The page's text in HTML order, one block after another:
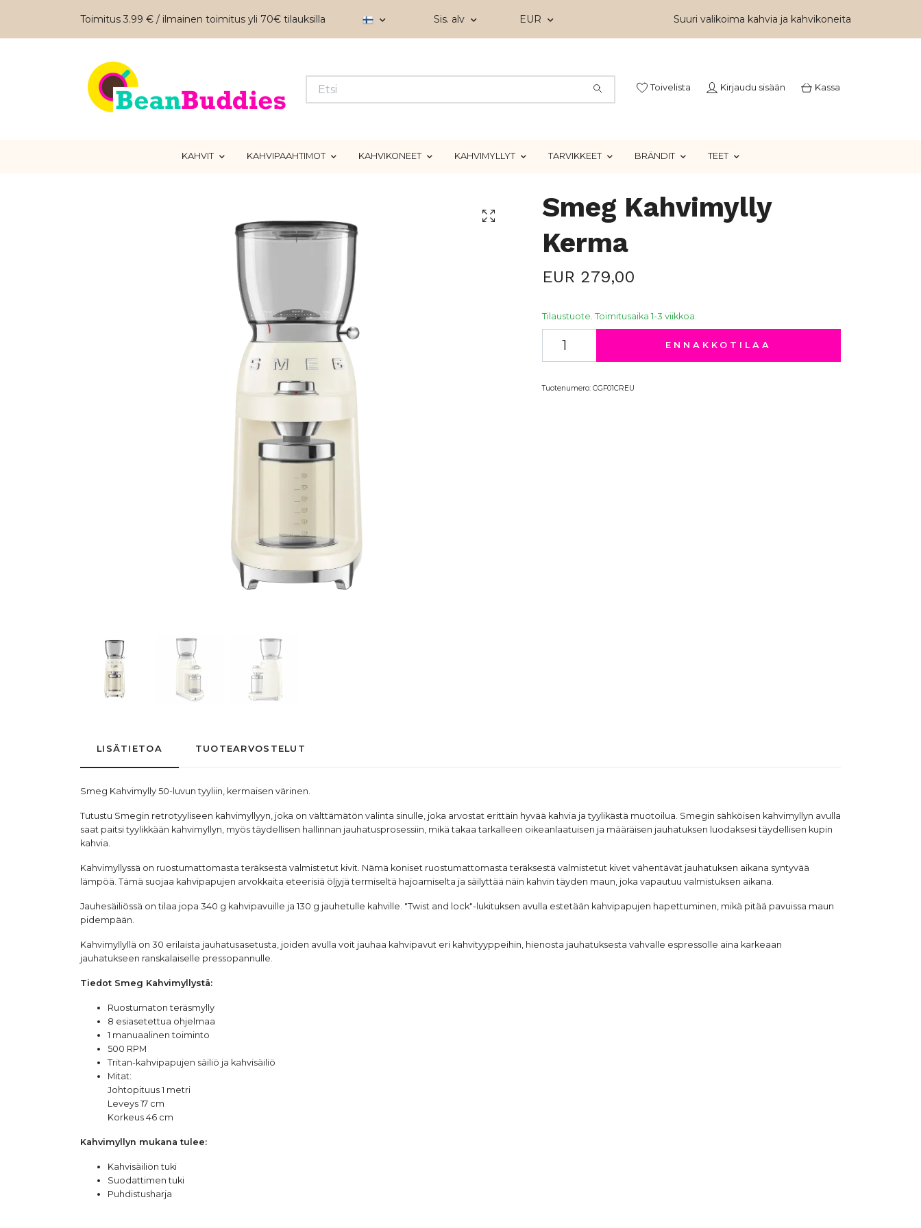
Toimitus 3.99 € / ilmainen toimitus yli 70€ tilauksilla Sis. alv EUR Suuri valikoima kahvia ja kahvikoneita
Toivelista Kirjaudu sisään Kassa
KAHVIT KAHVIPAAHTIMOT KAHVIKONEET KAHVIMYLLYT TARVIKKEET BRÄNDIT TEET
Smeg Kahvimylly
Kerma
EUR 279,00
Tilaustuote. Toimitusaika 1-3 viikkoa.
ENNAKKOTILAA
Tuotenumero: CGF01CREU
LISÄTIETOA TUOTEARVOSTELUT
Smeg Kahvimylly 50-luvun tyyliin, kermaisen värinen.
Tutustu Smegin retrotyyliseen kahvimyllyyn, joka on välttämätön valinta sinulle, joka arvostat erittäin hyvää kahvia ja tyylikästä muotoilua. Smegin sähköisen kahvimyllyn avulla
saat paitsi tyylikkään kahvimyllyn, myös täydellisen hallinnan jauhatusprosessiin, mikä takaa tarkalleen oikeanlaatuisen ja määräisen jauhatuksen luodaksesi täydellisen kupin
kahvia.
Kahvimyllyssä on ruostumattomasta teräksestä valmistetut kivit. Nämä koniset ruostumattomasta teräksestä valmistetut kivet vähentävät jauhatuksen aikana syntyvää
lämpöä. Tämä suojaa kahvipapujen arvokkaita eteerisiä öljyjä termiseltä hajoamiselta ja säilyttää näin kahvin täyden maun, joka vapautuu valmistuksen aikana.
Jauhesäiliössä on tilaa jopa 340 g kahvipavuille ja 130 g jauhetulle kahville. "Twist and lock"-lukituksen avulla estetään kahvipapujen hapettuminen, mikä pitää pavuissa maun
pidempään.
Kahvimyllyllä on 30 erilaista jauhatusasetusta, joiden avulla voit jauhaa kahvipavut eri kahvityyppeihin, hienosta jauhatuksesta vahvalle espressolle aina karkeaan
jauhatukseen ranskalaiselle pressopannulle.
Tiedot Smeg Kahvimyllystä:
Ruostumaton teräsmylly
8 esiasetettua ohjelmaa
1 manuaalinen toiminto
500 RPM
Tritan-kahvipapujen säiliö ja kahvisäiliö
Mitat:
Johtopituus 1 metri
Leveys 17 cm
Korkeus 46 cm
Kahvimyllyn mukana tulee:
Kahvisäiliön tuki
Suodattimen tuki
Puhdistusharja